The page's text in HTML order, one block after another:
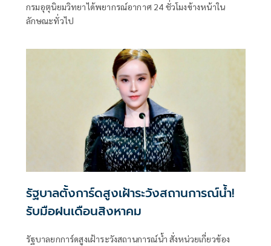
กรมอุตุนิยมวิทยาได้พยากรณ์อากาศ 24 ชั่วโมงข้างหน้าใน
ลักษณะทั่วไป
รัฐบาลตั้งการ์ดสูงเฝ้าระวังสถานการณ์น้ำ!
รับมือฝนเดือนสิงหาคม
รัฐบาลยกการ์ดสูงเฝ้าระวังสถานการณ์น้ำ สั่งหน่วยเกี่ยวข้อง